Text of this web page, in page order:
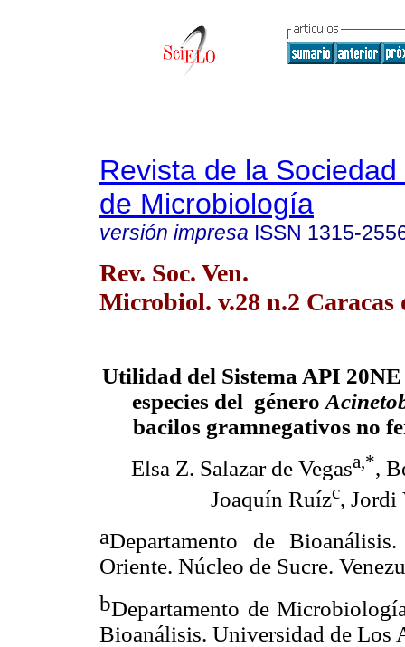
Revista de la
de Microbiología
versión impresa ISSN 1315-
Rev. Soc. Ven.
Microbiol. v.28 n.2 Caracas
Utilidad del Sistema API
especies del género
bacilos gramnegativos no
Elsa Z. Salazar de Vegasa,*,
Joaquín Ruízc, Jordi
aDepartamento de
Oriente. Núcleo de Sucre.
bDepartamento de
Bioanálisis. Universidad de Los